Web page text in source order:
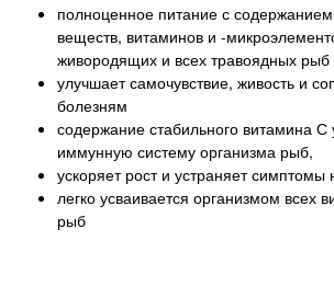
полноценное питание с
веществ, витаминов и -
живородящих и всех травоядных рыб
улучшает самочувствие, живость и
болезням
содержание стабильного витамина С
иммунную систему организма рыб,
ускоряет рост и устраняет симптомы
легко усваивается организмом всех
рыб